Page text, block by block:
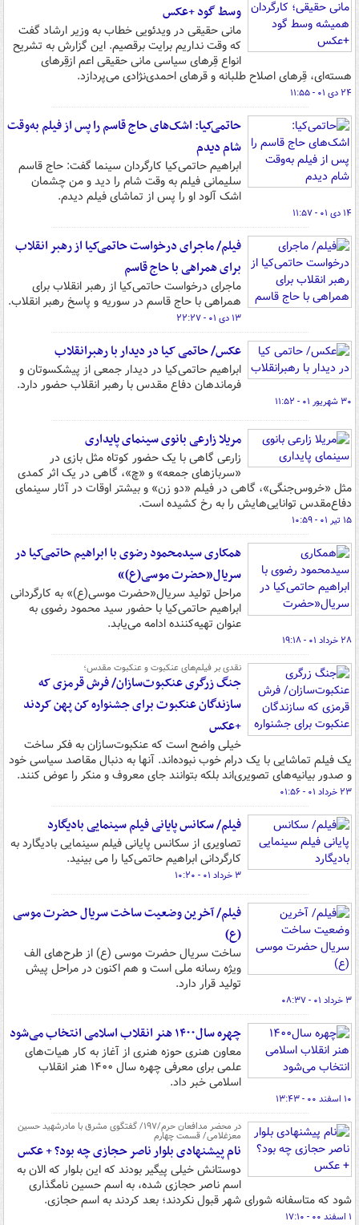
وسط گود +عکس
مانی حقیقی در ویدئویی خطاب به وزیر ارشاد گفت
که وقت نداریم برایت برقصیم. این گزارش به تشریح
انواع‌ قِرهای سیاسی مانی حقیقی اعم ازقِرهای
هسته‌ای، قِرهای اصلاح ‌طلبانه و قرهای احمدی‌نژادی می‌پردازد.
۲۴ دی ۰۱ - ۱۱:۵۵
حاتمی‌کیا: اشک‌های حاج قاسم را پس از فیلم به‌وقت
شام دیدم
ابراهیم حاتمی‌کیا کارگردان سینما گفت: حاج قاسم
سلیمانی فیلم به وقت شام را دید و من چشمان
اشک آلود او را پس از تماشای فیلم دیدم.
۱۴ دی ۰۱ - ۱۱:۵۷
فیلم/ ماجرای درخواست حاتمی‌کیا از رهبر انقلاب
برای همراهی با حاج قاسم
ماجرای درخواست حاتمی‌کیا از رهبر انقلاب برای
همراهی با حاج قاسم در سوریه و پاسخ رهبر انقلاب.
۱۳ دی ۰۱ - ۲۲:۲۷
عکس/ حاتمی کیا در دیدار با رهبرانقلاب
ابراهیم حاتمی‌کیا در دیدار جمعی از پیشکسوتان و
فرماندهان دفاع مقدس با رهبر انقلاب حضور دارد.
۳۰ شهریور ۰۱ - ۱۱:۵۲
مریلا زارعی بانوی سینمای پایداری
زارعی گاهی با یک حضور کوتاه مثل بازی در
«سربازهای جمعه» و «چ»، گاهی در یک اثر کمدی
مثل «خروس‌جنگی»، گاهی در فیلم‌ «دو زن» و بیشتر اوقات در آثار سینمای
دفاع‌مقدس توانایی‌هایش را به رخ کشیده است.
۱۵ تیر ۰۱ - ۱۰:۵۹
همکاری سیدمحمود رضوی با ابراهیم حاتمی­‌کیا در
سریال«حضرت موسی(ع)»
مراحل تولید سریال«حضرت موسی(ع)» به کارگردانی
ابراهیم حاتمی‌کیا با حضور سید محمود رضوی به
عنوان تهیه‌کننده ادامه می‌­یابد.
۲۸ خرداد ۰۱ - ۱۹:۱۸
نقدی بر فیلم‌های عنکبوت و عنکبوت مقدس؛
جنگ زرگری عنکبوت‌سازان/ فرش قرمزی که
سازندگان عنکبوت برای جشنواره کن پهن کردند
+عکس
خیلی واضح است که عنکبوت‌سازان به فکر ساخت
یک فیلم تماشایی با یک درام خوب نبوده‌اند. آنها به دنبال مقاصد سیاسی خود
و صدور بیانیه‌های تصویری‌اند بلکه بتوانند جای معروف و منکر را عوض کنند.
۲۳ خرداد ۰۱ - ۰۱:۵۶
فیلم/ سکانس پایانی فیلم سینمایی بادیگارد
تصاویری از سکانس پایانی فیلم سینمایی بادیگارد به
کارگردانی ابراهیم حاتمی‌کیا را می بینید.
۳ خرداد ۰۱ - ۱۰:۲۰
فیلم/ آخرین وضعیت ساخت سریال حضرت موسی
(ع)
ساخت سریال حضرت موسی (ع) از طرح‌های الف
ویژه رسانه ملی است و هم اکنون در مراحل پیش
تولید قرار دارد.
۳ خرداد ۰۱ - ۰۸:۳۷
چهره سال۱۴۰۰ هنر انقلاب اسلامی انتخاب می‌شود
معاون هنری حوزه هنری از آغاز به کار هیات‌های
علمی برای معرفی چهره سال ۱۴۰۰ هنر انقلاب
اسلامی خبر داد.
۱۰ اسفند ۰۰ - ۱۳:۴۳
در محضر مدافعان حرم/۱۹۷/ گفتگوی مشرق با مادرشهید حسین
معزغلامی/ قسمت چهارم
نام پیشنهادی بلوار ناصر حجازی چه بود؟ + عکس
دوستانش خیلی پیگیر بودند که این بلوار که الان به
اسم ناصر حجازی شده، به اسم حسین نامگذاری
شود که متاسفانه شورای شهر قبول نکردند؛ بعد کردند به اسم حجازی.
۱ اسفند ۰۰ - ۱۷:۱۰